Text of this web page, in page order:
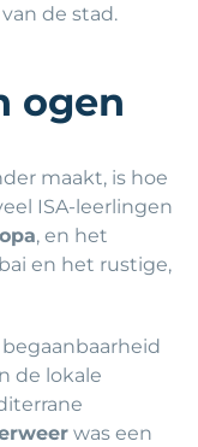
de stad.
ogen
maakt, is hoe
ISA-leerlingen
, en het
en het rustige,
de lokale
was een